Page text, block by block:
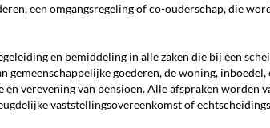
een omgangsregeling of co-ouderschap, die
en bemiddeling in alle zaken die bij een
gemeenschappelijke goederen, de woning, inboedel,
verevening van pensioen. Alle afspraken worden
vaststellingsovereenkomst of